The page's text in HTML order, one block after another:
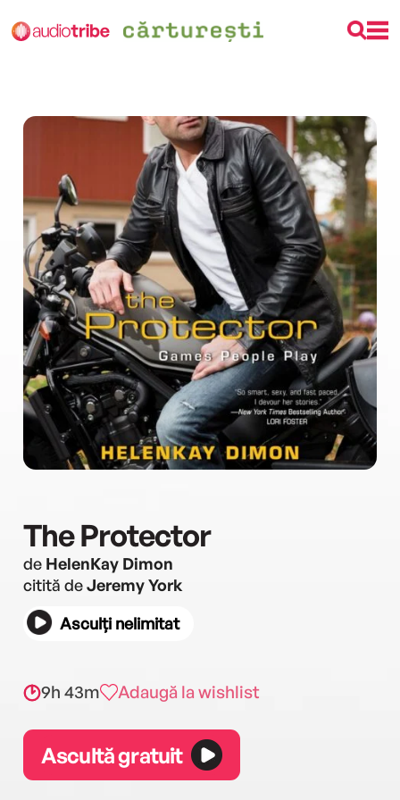
The Protector
de HelenKay Dimon
citită deJeremy York
Asculți nelimitat
9h 43m Adaugă la wishlist
Ascultă gratuit